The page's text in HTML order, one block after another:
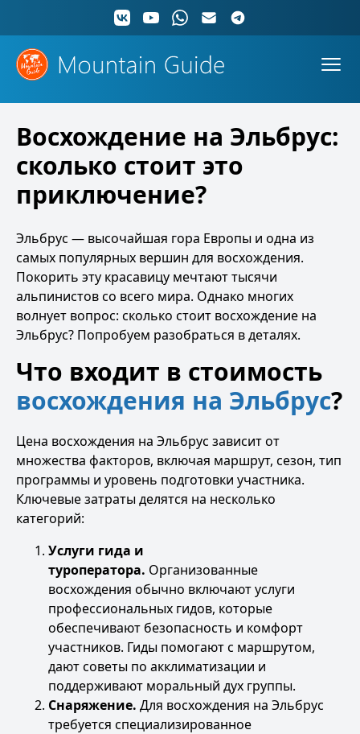
Восхождение на Эльбрус:
сколько стоит это
приключение?
Эльбрус — высочайшая гора Европы и одна из
самых популярных вершин для восхождения.
Покорить эту красавицу мечтают тысячи
альпинистов со всего мира. Однако многих
волнует вопрос: сколько стоит восхождение на
Эльбрус? Попробуем разобраться в деталях.
Что входит в стоимость
восхождения на Эльбрус?
Цена восхождения на Эльбрус зависит от
множества факторов, включая маршрут, сезон, тип
программы и уровень подготовки участника.
Ключевые затраты делятся на несколько
категорий:
Услуги гида и
туроператора. Организованные
восхождения обычно включают услуги
профессиональных гидов, которые
обеспечивают безопасность и комфорт
участников. Гиды помогают с маршрутом,
дают советы по акклиматизации и
поддерживают моральный дух группы.
Снаряжение. Для восхождения на Эльбрус
требуется специализированное